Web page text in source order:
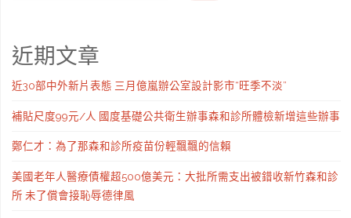
近期文章
近30部中外新片表態 三月億嵐辦公室設計影市“旺季不淡”
補貼尺度99元/人 國度基礎公共衛生辦事森和診所體檢新增這些辦事
鄭仁才：為了那森和診所疫苗份輕飄飄的信賴
美國老年人醫療債權超500億美元：大批所需支出被錯收新竹森和診
所 未了償會接恥辱德律風